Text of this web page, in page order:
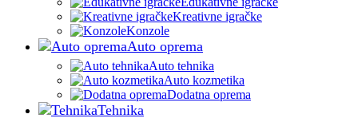
Kreativne igračke
Konzole
Auto oprema
Auto tehnika
Auto kozmetika
Dodatna oprema
Tehnika